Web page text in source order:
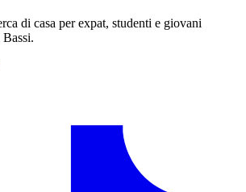
di casa per expat, studenti e giovani